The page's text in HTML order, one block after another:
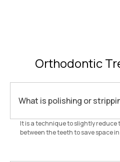
Orthodontic
What is polishing or
It is a technique to slightly reduce
between the teeth to save space